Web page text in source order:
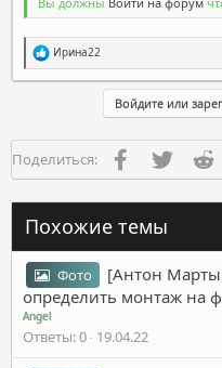
Р
е
а
и
:
Ирина22
Войдите или
Поделиться: FacebookTwitter
Похожие темы
Фото
[Антон
определить монтаж на
Angel
Ответы 0 19.04.22